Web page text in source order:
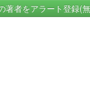
著者をアラート登録(